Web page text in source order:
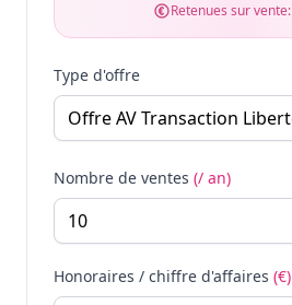
Retenues sur vente:
Type d'offre
Nombre de ventes (/ an)
Honoraires / chiffre d'affaires (€)